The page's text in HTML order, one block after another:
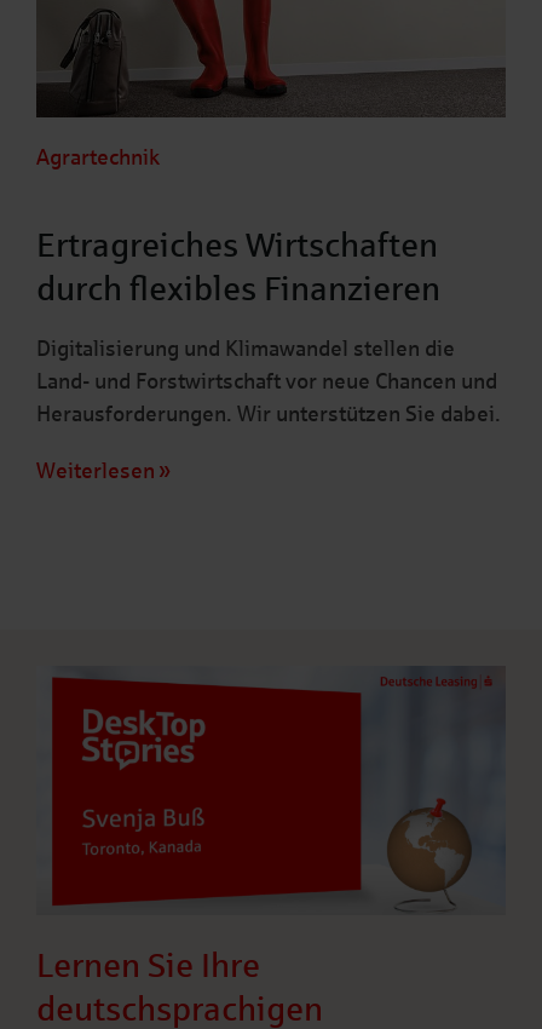
Agrartechnik
Ertragreiches Wirtschaften
durch flexibles Finanzieren
Digitalisierung und Klimawandel stellen die
Land- und Forstwirtschaft vor neue Chancen und
Herausforderungen. Wir unterstützen Sie dabei.
Weiterlesen
Lernen Sie Ihre
deutschsprachigen